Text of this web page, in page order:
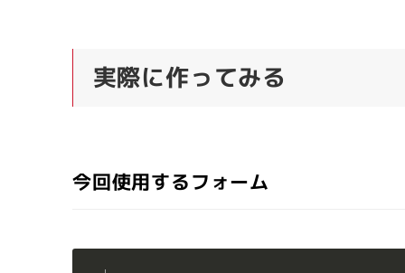
実際に作ってみる
今回使用するフォーム